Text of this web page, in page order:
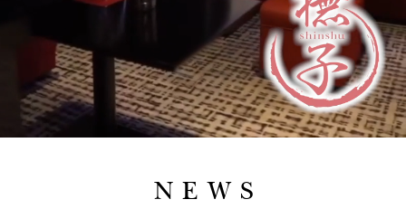
N E W S